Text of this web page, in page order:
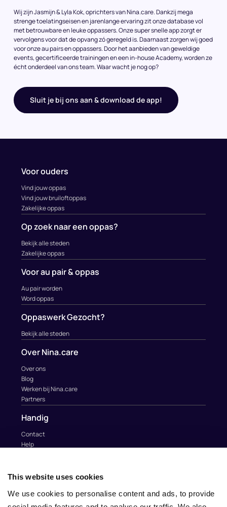
This website uses cookies
We use cookies to personalise content and ads, to provide
Wij zijn Jasmijn & Lyla Kok, oprichters van Nina.care. Dankzij mega
strenge toelatingseisen en jarenlange ervaring zit onze database vol
met betrouwbare en leuke oppassers. Onze super snelle app zorgt er
vervolgens voor dat de opvang zó geregeld is. Daarnaast zorgen wij goed
voor onze au pairs en oppassers. Door het aanbieden van geweldige
events, gecertificeerde trainingen en een in-house Academy, worden ze
écht onderdeel van ons team. Waar wacht je nog op?
Sluit je bij ons aan & download de app!
Voor ouders
Vind jouw oppas
Vind jouw bruiloftoppas
Zakelijke oppas
Op zoek naar een oppas?
Bekijk alle steden
Zakelijke oppas
Voor au pair & oppas
Au pair worden
Word oppas
Oppaswerk Gezocht?
Bekijk alle steden
Over Nina.care
Over ons
Blog
Werken bij Nina.care
Partners
Handig
Contact
Help
info@nina.care